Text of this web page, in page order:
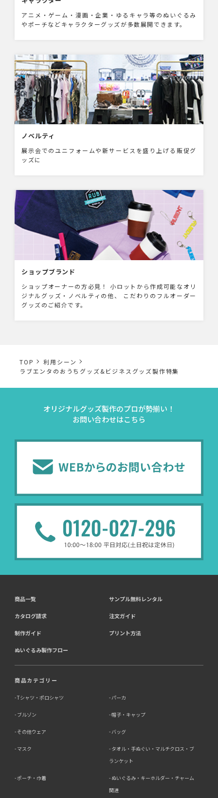
アニメ・ゲーム・漫画・企業・ゆるキャラ等のぬいぐるみ
やポーチなどキャラクターグッズが多数展開できます。
ノベルティ
展示会でのユニフォームや新サービスを盛り上げる販促グ
ッズに
ショップブランド
ショップオーナーの方必見！ 小ロットから作成可能なオリ
ジナルグッズ・ノベルティの他、 こだわりのフルオーダー
グッズのご紹介です。
TOP
利用シーン
ラブエンタのおうちグッズ&ビジネスグッズ製作特集
オリジナルグッズ製作のプロが勢揃い！
お問い合わせはこちら
商品一覧 サンプル無料レンタル
カタログ請求 注文ガイド
制作ガイド プリント方法
ぬいぐるみ製作フロー
商品カテゴリー
Tシャツ・ポロシャツ パーカ
ブルゾン 帽子・キャップ
その他ウェア バッグ
マスク
タオル・手ぬぐい・マルチクロス・ブ
ランケット
ポーチ・巾着
ぬいぐるみ・キーホルダー・チャーム
関連